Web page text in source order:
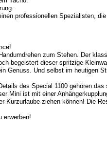
professionellen Spezialisten,
zum Stehen. Der
begeistert dieser spritzige
Genuss. Und selbst im heutigen
des Special 1100 gehören das
Mini ist mit einer
Kurzurlaube ziehen können! Die
erwerben!